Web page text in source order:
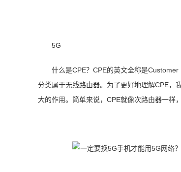
5G
什么是CPE？CPE的英文全称是
分类属于无线路由器。为了更好地理解CPE，
大的作用。简单来说，CPE就像次路由器一样